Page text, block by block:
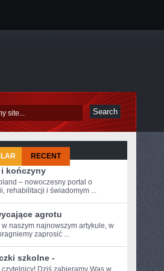
RECENT
i kończyny
– nowoczesny portal o
rehabilitacji i świadomym ...
agrotu
w naszym najnowszym‌ artykule, w
zaprosić ...
szkolne -
Dziś‌ zabieramy Was w